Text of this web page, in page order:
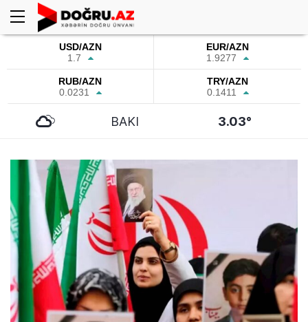
USD/AZN
1.7
EUR/AZN
1.9277
RUB/AZN
0.0231
TRY/AZN
0.1411
BAKI 3.03°